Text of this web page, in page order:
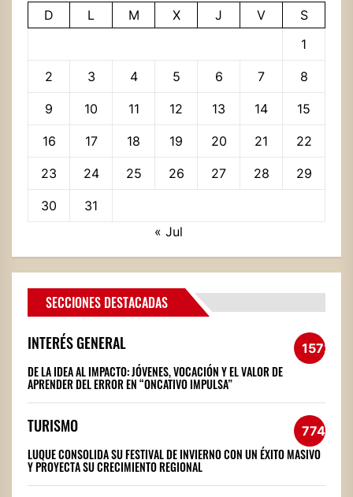
D L M X J V
S
1
2 3 4 5 6 7 8
9 10 11 12 13 14 15
16 17 18 19 20 21 22
23 24 25 26 27 28 29
30
31
« Jul
SECCIONES DESTACADAS
INTERÉS GENERAL 1572
DE LA IDEA AL IMPACTO: JÓVENES, VOCACIÓN Y EL VALOR DE
APRENDER DEL ERROR EN “ONCATIVO IMPULSA”
TURISMO 774
LUQUE CONSOLIDA SU FESTIVAL DE INVIERNO CON UN ÉXITO MASIVO
Y PROYECTA SU CRECIMIENTO REGIONAL